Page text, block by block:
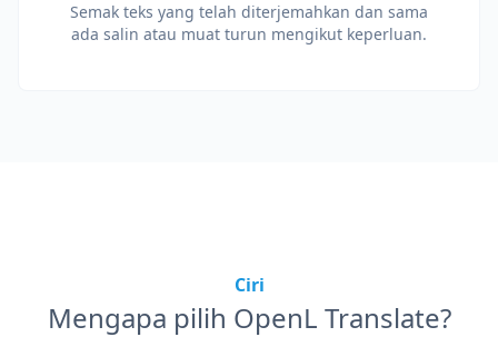
Semak teks yang telah diterjemahkan dan sama
ada salin atau muat turun mengikut keperluan.
Ciri
Mengapa pilih OpenL Translate?